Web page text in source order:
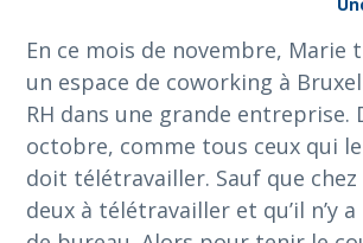
En ce mois de novembre, Marie
un espace de coworking à
RH dans une grande entreprise.
octobre, comme tous ceux qui
doit télétravailler. Sauf que
deux à télétravailler et qu’il n’y a